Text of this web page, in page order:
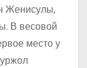
Женисулы,
В весовой
место у